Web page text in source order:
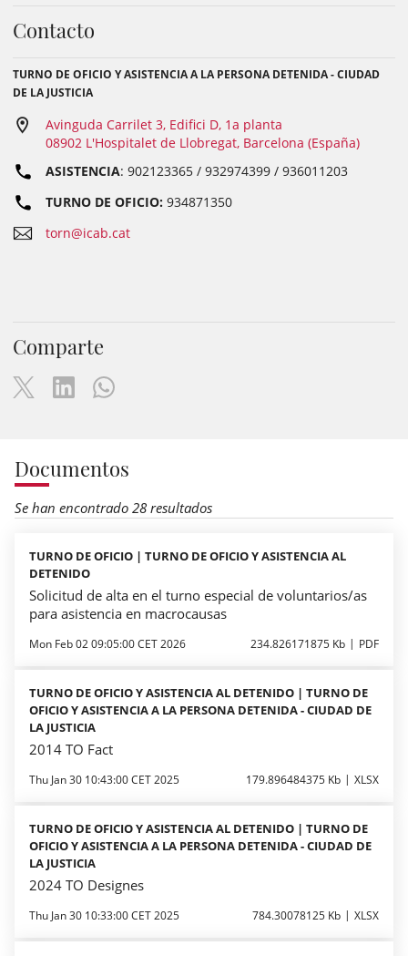
Contacto
TURNO DE OFICIO Y ASISTENCIA A LA PERSONA DETENIDA - CIUDAD
DE LA JUSTICIA
Avinguda Carrilet 3, Edifici D, 1a planta
08902 L'Hospitalet de Llobregat, Barcelona (España)
ASISTENCIA: 902123365 / 932974399 / 936011203
TURNO DE OFICIO: 934871350
torn@icab.cat
Comparte
Documentos
Se han encontrado 28 resultados
TURNO DE OFICIO | TURNO DE OFICIO Y ASISTENCIA AL
DETENIDO
Solicitud de alta en el turno especial de voluntarios/as
para asistencia en macrocausas
Mon Feb 02 09:05:00 CET 2026 234.826171875 Kb PDF
TURNO DE OFICIO Y ASISTENCIA AL DETENIDO | TURNO DE
OFICIO Y ASISTENCIA A LA PERSONA DETENIDA - CIUDAD DE
LA JUSTICIA
2014 TO Fact
Thu Jan 30 10:43:00 CET 2025 179.896484375 Kb XLSX
TURNO DE OFICIO Y ASISTENCIA AL DETENIDO | TURNO DE
OFICIO Y ASISTENCIA A LA PERSONA DETENIDA - CIUDAD DE
LA JUSTICIA
2024 TO Designes
Thu Jan 30 10:33:00 CET 2025 784.30078125 Kb XLSX